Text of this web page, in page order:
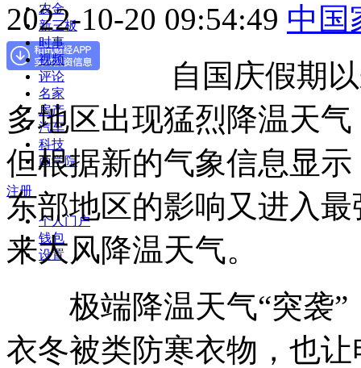
农金
新三板
时事
视频
评论
名家
房产
汽车
科技
商学院
注册
个人门户
钱包
设置
2022-10-20 09:54:49 中国
自国庆假期以
多地区出现猛烈降温天
但根据新的气象信息显
东部地区的影响又进入
来大风降温天气。
极端降温天气“突袭”
衣冬被类防寒衣物，也